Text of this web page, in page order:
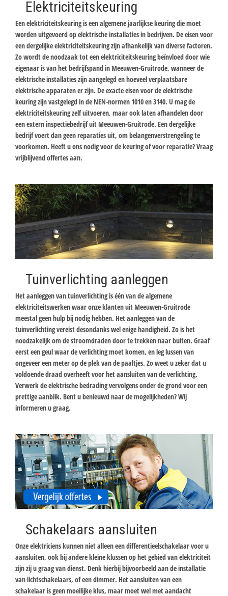
Elektriciteitskeuring
Een elektriciteitskeuring is een algemene jaarlijkse keuring die moet
worden uitgevoerd op elektrische installaties in bedrijven. De eisen voor
een dergelijke elektriciteitskeuring zijn afhankelijk van diverse factoren.
Zo wordt de noodzaak tot een elektriciteitskeuring beïnvloed door wie
eigenaar is van het bedrijfspand in Meeuwen-Gruitrode, wanneer de
elektrische installaties zijn aangelegd en hoeveel verplaatsbare
elektrische apparaten er zijn. De exacte eisen voor de elektrische
keuring zijn vastgelegd in de NEN-normen 1010 en 3140. U mag de
elektriciteitskeuring zelf uitvoeren, maar ook laten afhandelen door
een extern inspectiebedrijf uit Meeuwen-Gruitrode. Een dergelijke
bedrijf voert dan geen reparaties uit, om belangenverstrengeling te
voorkomen. Heeft u ons nodig voor de keuring of voor reparatie? Vraag
vrijblijvend offertes aan.
Tuinverlichting aanleggen
Het aanleggen van tuinverlichting is één van de algemene
elektriciteitswerken waar onze klanten uit Meeuwen-Gruitrode
meestal geen hulp bij nodig hebben. Het aanleggen van de
tuinverlichting vereist desondanks wel enige handigheid. Zo is het
noodzakelijk om de stroomdraden door te trekken naar buiten. Graaf
eerst een geul waar de verlichting moet komen, en leg lussen van
ongeveer een meter op de plek van de paaltjes. Zo weet u zeker dat u
voldoende draad overheeft voor het aansluiten van de verlichting.
Verwerk de elektrische bedrading vervolgens onder de grond voor een
prettige aanblik. Bent u benieuwd naar de mogelijkheden? Wij
informeren u graag.
Schakelaars aansluiten
Onze elektriciens kunnen niet alleen een differentieelschakelaar voor u
aansluiten, ook bij andere kleine klussen op het gebied van elektriciteit
zijn zij u graag van dienst. Denk hierbij bijvoorbeeld aan de installatie
van lichtschakelaars, of een dimmer. Het aansluiten van een
schakelaar is geen moeilijke klus, maar moet wel met aandacht